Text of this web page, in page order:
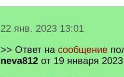
22 янв. 2023 13:01
>> Ответ на сообщение
neva812 от 19 января